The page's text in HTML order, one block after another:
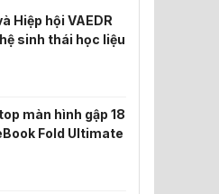
Hiệp hội VAEDR
sinh thái học liệu
màn hình gập 18
Fold Ultimate